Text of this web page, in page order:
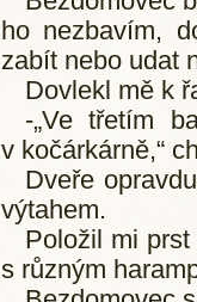
ho nezbavím,
zabít nebo udat
Dovlekl mě k
-„Ve třetím
v kočárkárně,“
Dveře
výtahem.
Položil mi
s různým